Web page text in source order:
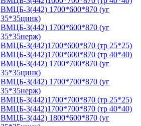
ВМЦБ-3(442) 1700*600*870 (уг
35*35цинк)
ВМЦБ-3(442) 1700*600*870 (уг
35*35нерж)
ВМЦБ-3(442)1700*600*870 (тр 25*25)
ВМЦБ-3(442)1700*600*870 (тр 40*40)
ВМЦБ-3(442) 1700*700*870 (уг
35*35цинк)
ВМЦБ-3(442) 1700*700*870 (уг
35*35нерж)
ВМЦБ-3(442)1700*700*870 (тр 25*25)
ВМЦБ-3(442)1700*700*870 (тр 40*40)
ВМЦБ-3(442) 1800*600*870 (уг